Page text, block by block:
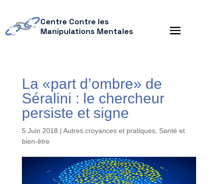
Centre Contre les
Manipulations Mentales
La «part d’ombre» de
Séralini : le chercheur
persiste et signe
5 Juin 2018 | Autres croyances et pratiques, Santé et
bien-être